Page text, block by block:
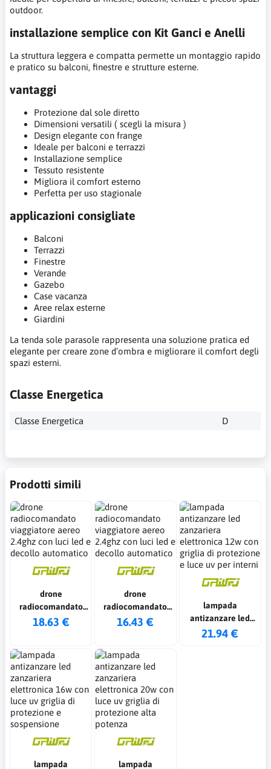
outdoor.
installazione semplice con Kit Ganci e Anelli
La struttura leggera e compatta permette un montaggio rapido
e pratico su balconi, finestre e strutture esterne.
vantaggi
Protezione dal sole diretto
Dimensioni versatili ( scegli la misura )
Design elegante con frange
Ideale per balconi e terrazzi
Installazione semplice
Tessuto resistente
Migliora il comfort esterno
Perfetta per uso stagionale
applicazioni consigliate
Balconi
Terrazzi
Finestre
Verande
Gazebo
Case vacanza
Aree relax esterne
Giardini
La tenda sole parasole rappresenta una soluzione pratica ed
elegante per creare zone d’ombra e migliorare il comfort degli
spazi esterni.
Classe Energetica
Classe Energetica D
Prodotti simili
drone
radiocomandato
viaggiatore aereo
automatico
18.63 €
drone
radiocomandato
viaggiatore aereo
automatico
16.43 €
lampada
antizanzare led
zanzariera
21.94 €
lampada lampada